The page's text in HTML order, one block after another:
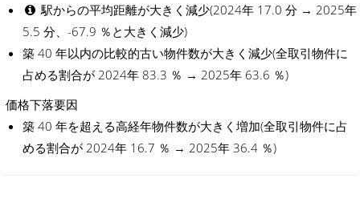
駅からの平均距離が大きく減少(2024年 17.0 分 → 2025年
5.5 分、-67.9 ％と大きく減少)
築 40 年以内の比較的古い物件数が大きく減少(全取引物件に
占める割合が 2024年 83.3 ％ → 2025年 63.6 ％)
価格下落要因
築 40 年を超える高経年物件数が大きく増加(全取引物件に占
める割合が 2024年 16.7 ％ → 2025年 36.4 ％)